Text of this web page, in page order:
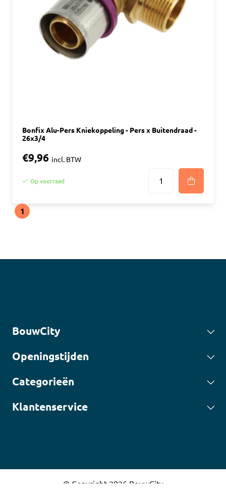
Bonfix Alu-Pers Kniekoppeling - Pers x Buitendraad -
26x3/4
€9,96 incl. BTW
Op voorraad
1
BouwCity
Openingstijden
Categorieën
Klantenservice
© Copyright 2026 BouwCity